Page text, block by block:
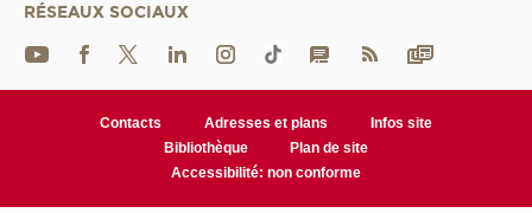
RÉSEAUX SOCIAUX
Contacts Adresses et plans
Infos site
Bibliothèque
Plan de site
Accessibilité: non conforme